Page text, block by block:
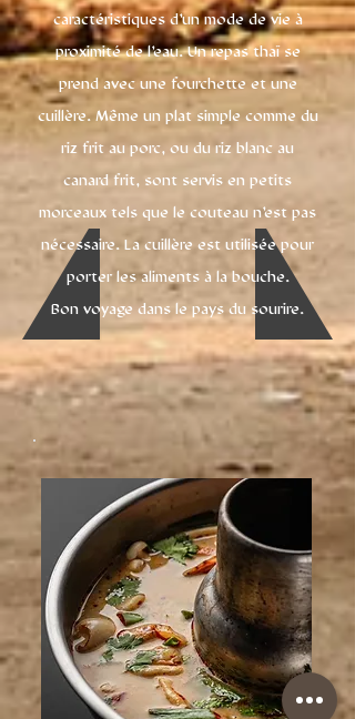
caractéristiques d'un mode de vie à
proximité de l'eau. Un repas thaï se
prend avec une fourchette et une
cuillère. Même un plat simple comme du
riz frit au porc, ou du riz blanc au
canard frit, sont servis en petits
morceaux tels que le couteau n'est pas
nécessaire. La cuillère est utilisée pour
porter les aliments à la bouche.
Bon voyage dans le pays du sourire.